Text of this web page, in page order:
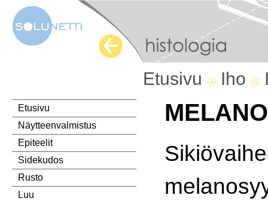
Etusivu Iho
Etusivu
Näytteenvalmistus
Epiteelit
Sidekudos
Rusto
Luu